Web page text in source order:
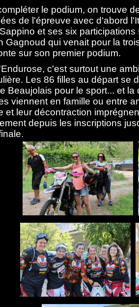
le podium, on trouve
de l'épreuve avec d'abord
et ses six participations
Gagnoud qui venait pour la
sur son premier podium.
c'est surtout une
Les 86 filles au départ se
Beaujolais pour le sport... et la
viennent en famille ou entre
et leur décontraction
depuis les inscriptions